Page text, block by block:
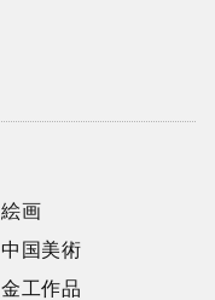
絵画
中国美術
金工作品